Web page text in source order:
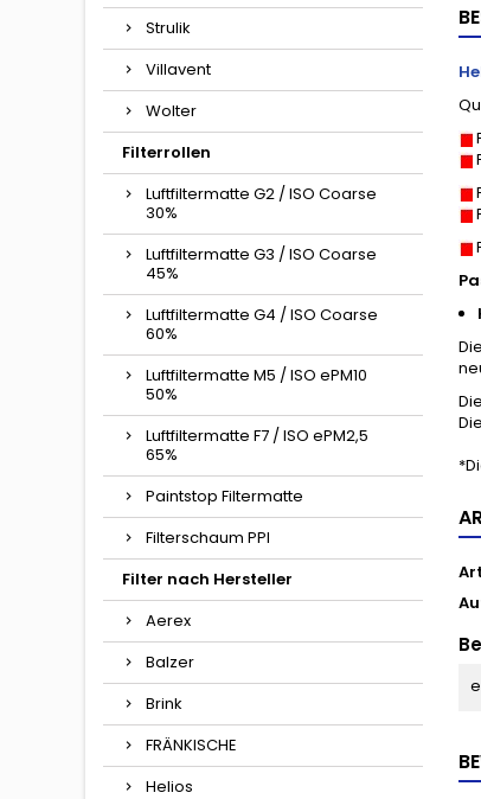
Strulik
Villavent
Wolter
Filterrollen
Luftfiltermatte G2 / ISO Coarse
30%
Luftfiltermatte G3 / ISO Coarse
45%
Luftfiltermatte G4 / ISO Coarse
60%
Luftfiltermatte M5 / ISO ePM10
50%
Luftfiltermatte F7 / ISO ePM2,5
65%
Paintstop Filtermatte
Filterschaum PPI
Filter nach Hersteller
Aerex
Balzer
Brink
FRÄNKISCHE
Helios